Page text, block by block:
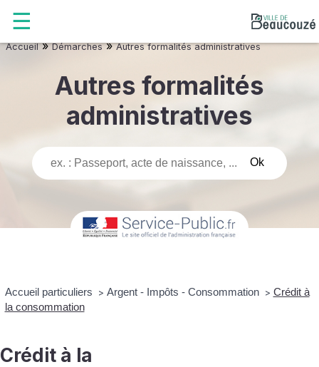
Accueil»Démarches»Autres formalités administratives
Autres formalités
administratives
Accueil particuliers > Argent - Impôts - Consommation > Crédit à
la consommation
Crédit à la